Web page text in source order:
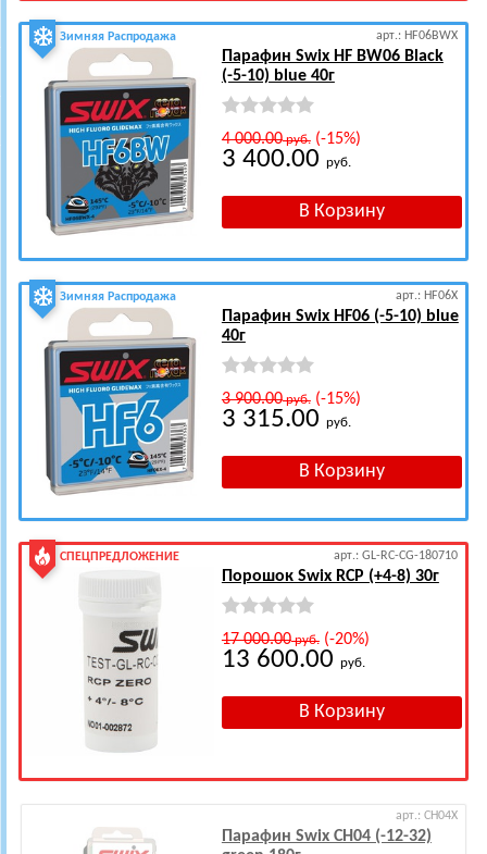
Зимняя Распродажа арт.: HF06BWX
Парафин Swix HF BW06 Black
(-5-10) blue 40г
4 000.00руб.(-15%)
3 400.00 руб.
Зимняя Распродажа арт.: HF06X
Парафин Swix HF06 (-5-10) blue
40г
3 900.00руб.(-15%)
3 315.00 руб.
СПЕЦПРЕДЛОЖЕНИЕ арт.: GL-RC-CG-180710
Порошок Swix RCP (+4-8) 30г
17 000.00руб.(-20%)
13 600.00 руб.
арт.: CH04X
Парафин Swix CH04 (-12-32)